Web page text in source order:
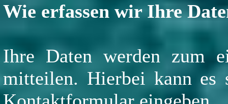
Wie erfassen wir Ihre
Ihre Daten werden zum
mitteilen. Hierbei kann